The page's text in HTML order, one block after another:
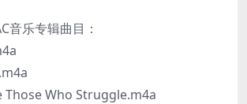
音乐专辑曲目：
Those Who Struggle.m4a